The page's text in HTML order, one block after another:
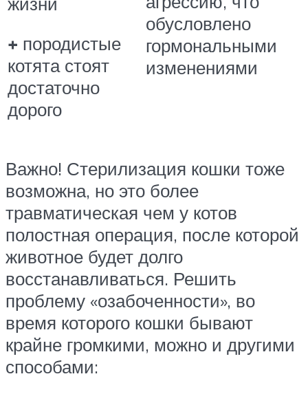
+ породистые
котята стоят
достаточно
дорого
обусловлено
гормональными
изменениями
Важно! Стерилизация кошки тоже
возможна, но это более
травматическая чем у котов
полостная операция, после которой
животное будет долго
восстанавливаться. Решить
проблему «озабоченности», во
время которого кошки бывают
крайне громкими, можно и другими
способами: